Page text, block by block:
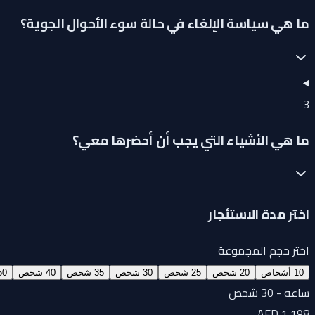
ما هي سياسة الإلغاء في حالة سوء الأحوال الجوية؟
3
ما هي الأشياء التي يجب أن أحضرها معي؟
اختر مدة الاستئجار
اختر حجم المجموعة
10 أشخاص 20 شخص 25 شخص 30 شخص 35 شخص 40 شخص 50
ساعه - 30 شخص